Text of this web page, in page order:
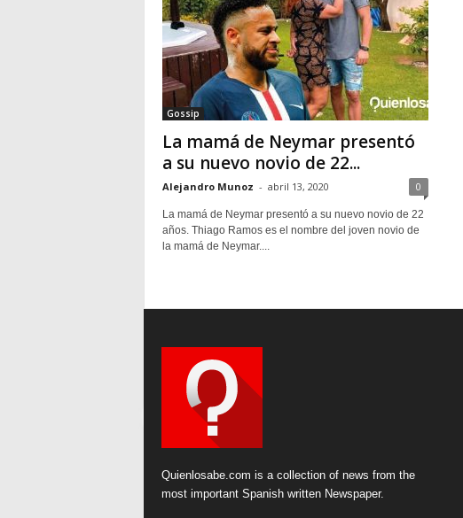
Gossip
La mamá de Neymar presentó
a su nuevo novio de 22...
Alejandro Munoz - abril 13, 2020 0
La mamá de Neymar presentó a su nuevo novio de 22
años. Thiago Ramos es el nombre del joven novio de
la mamá de Neymar....
Quienlosabe.com is a collection of news from the
most important Spanish written Newspaper.